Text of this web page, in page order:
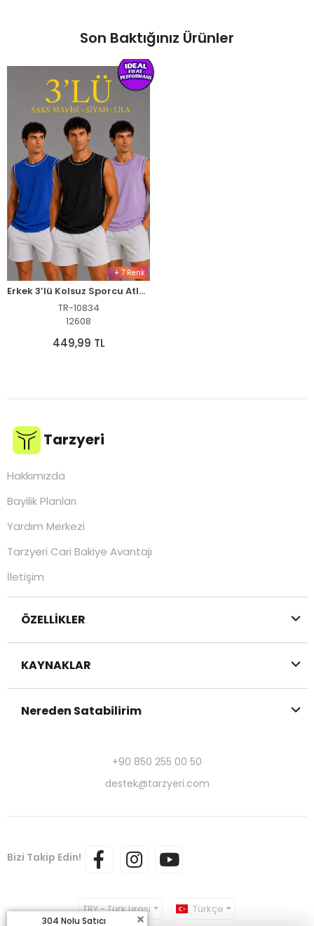
Son Baktığınız Ürünler
+ 7 Renk
Erkek 3’lü Kolsuz Sporcu Atlet Seti Yazlık Bisiklet Yaka - Siyah, Lila, Saks Mavisi
TR-10834
12608
449,99 TL
Tarzyeri
Hakkımızda
Bayilik Planları
Yardım Merkezi
Tarzyeri Cari Bakiye Avantajı
İletişim
ÖZELLİKLER
KAYNAKLAR
Nereden Satabilirim
+90 850 255 00 50
destek@tarzyeri.com
Bizi Takip Edin!
TRY - Türk Lirası Türkçe
304 Nolu Satıcı